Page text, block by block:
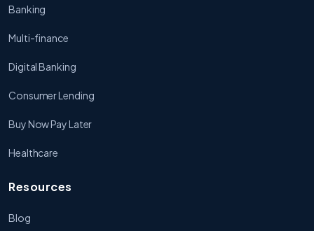
Banking
Multi-finance
Digital Banking
Consumer Lending
Buy Now Pay Later
Healthcare
Resources
Blog